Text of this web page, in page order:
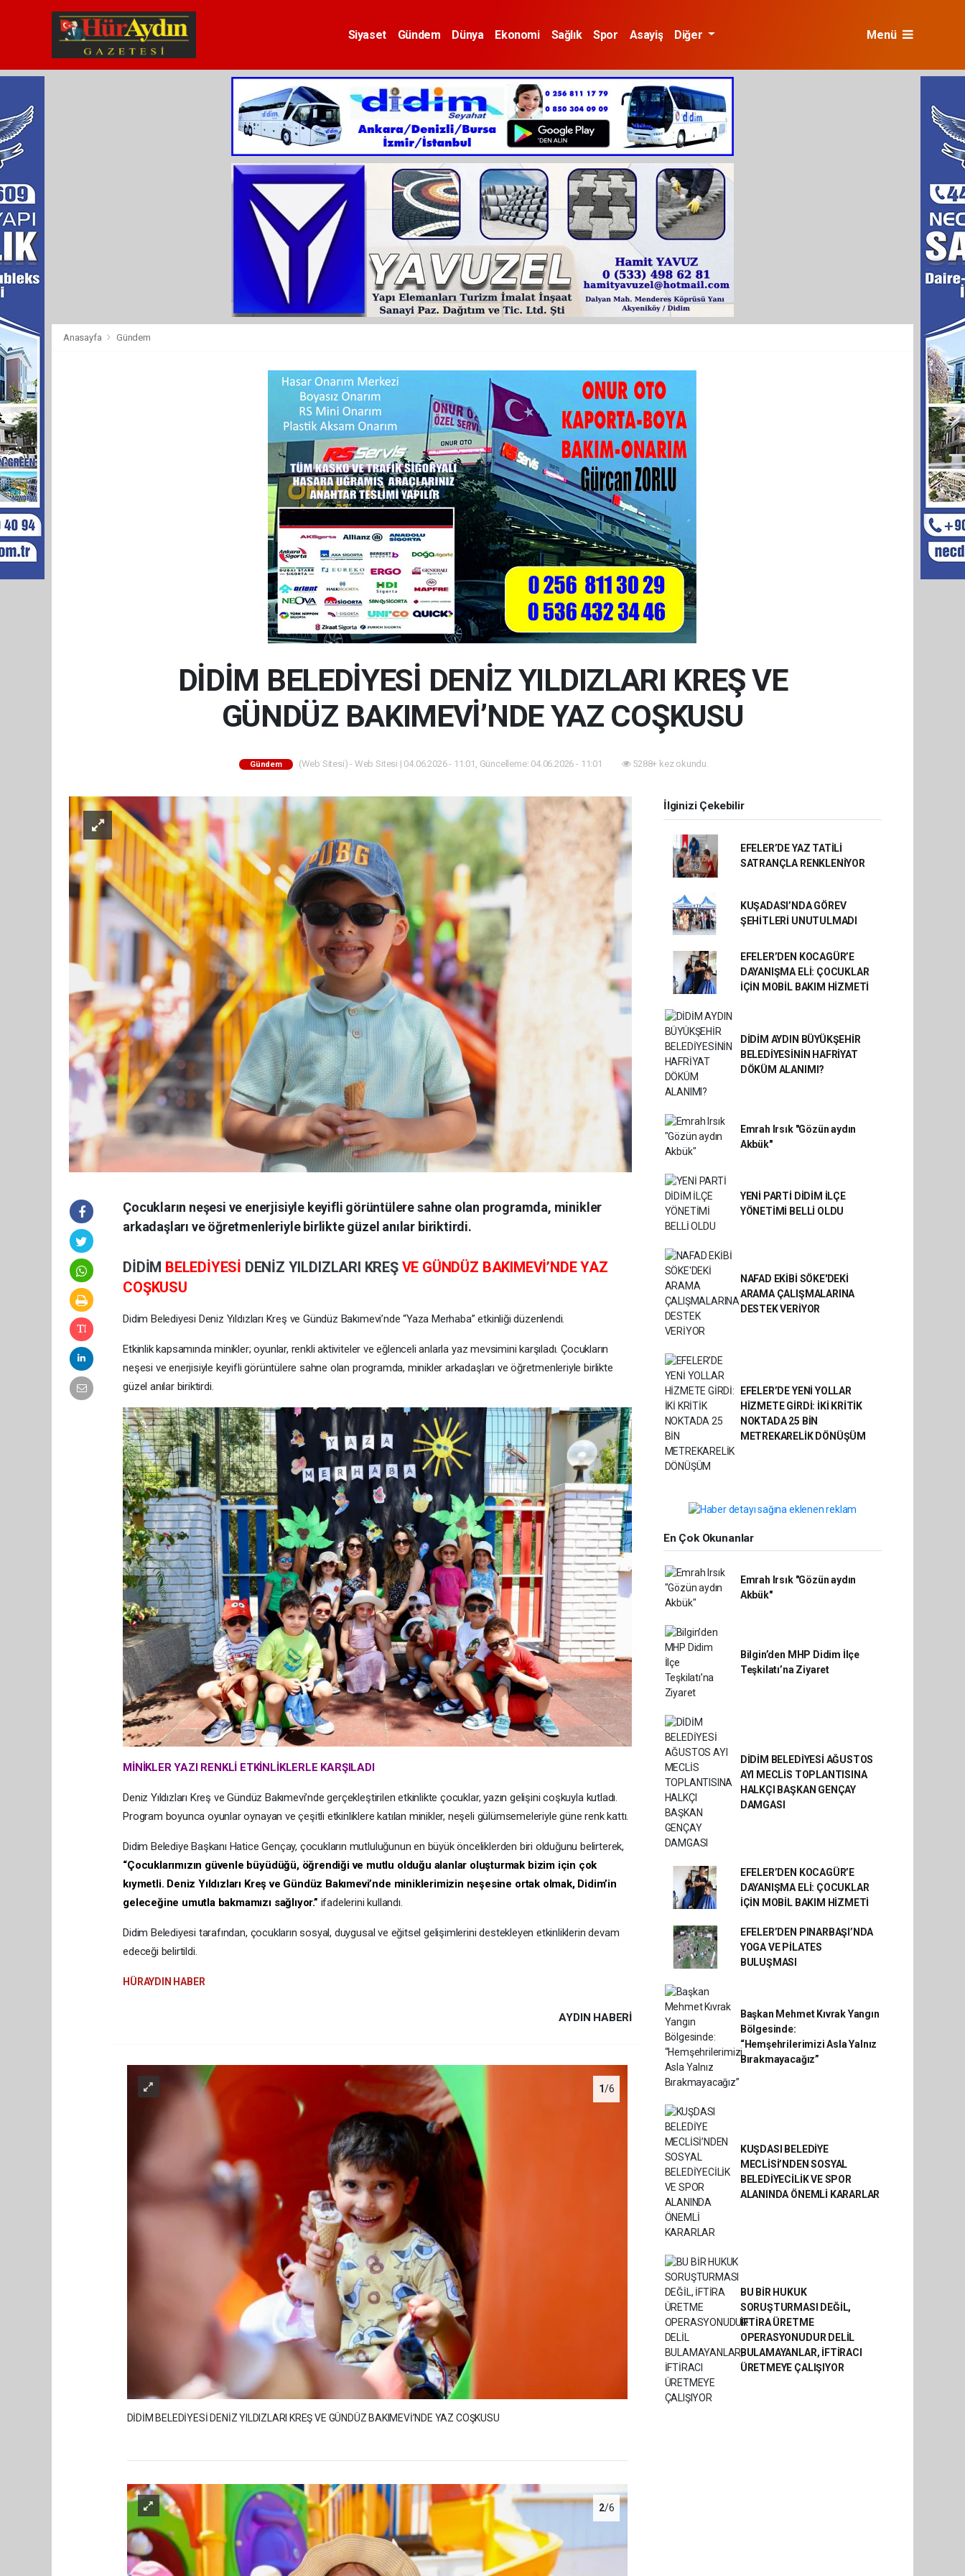
Siyaset Gündem Dünya Ekonomi Sağlık Spor Asayiş Diğer Menü
Anasayfa Gündem
DİDİM BELEDİYESİ DENİZ YILDIZLARI KREŞ VE
GÜNDÜZ BAKIMEVİ’NDE YAZ COŞKUSU
Gündem (Web Sitesi) - Web Sitesi | 04.06.2026 - 11:01, Güncelleme: 04.06.2026 - 11:01 5288+ kez okundu.
Çocukların neşesi ve enerjisiyle keyifli görüntülere sahne olan programda, minikler
arkadaşları ve öğretmenleriyle birlikte güzel anılar biriktirdi.
DİDİM BELEDİYESİ DENİZ YILDIZLARI KREŞ VE GÜNDÜZ BAKIMEVİ’NDE YAZ
COŞKUSU
Didim Belediyesi Deniz Yıldızları Kreş ve Gündüz Bakımevi’nde “Yaza Merhaba” etkinliği düzenlendi.
Etkinlik kapsamında minikler; oyunlar, renkli aktiviteler ve eğlenceli anlarla yaz mevsimini karşıladı. Çocukların
neşesi ve enerjisiyle keyifli görüntülere sahne olan programda, minikler arkadaşları ve öğretmenleriyle birlikte
güzel anılar biriktirdi.
MİNİKLER YAZI RENKLİ ETKİNLİKLERLE KARŞILADI
Deniz Yıldızları Kreş ve Gündüz Bakımevi’nde gerçekleştirilen etkinlikte çocuklar, yazın gelişini coşkuyla kutladı.
Program boyunca oyunlar oynayan ve çeşitli etkinliklere katılan minikler, neşeli gülümsemeleriyle güne renk kattı.
Didim Belediye Başkanı Hatice Gençay, çocukların mutluluğunun en büyük önceliklerden biri olduğunu belirterek,
“Çocuklarımızın güvenle büyüdüğü, öğrendiği ve mutlu olduğu alanlar oluşturmak bizim için çok
kıymetli. Deniz Yıldızları Kreş ve Gündüz Bakımevi’nde miniklerimizin neşesine ortak olmak, Didim’in
geleceğine umutla bakmamızı sağlıyor.” ifadelerini kullandı.
Didim Belediyesi tarafından, çocukların sosyal, duygusal ve eğitsel gelişimlerini destekleyen etkinliklerin devam
edeceği belirtildi.
HÜRAYDIN HABER
AYDIN HABERİ
1/6
DİDİM BELEDİYESİ DENİZ YILDIZLARI KREŞ VE GÜNDÜZ BAKIMEVİ’NDE YAZ COŞKUSU
2/6
İlginizi Çekebilir
EFELER’DE YAZ TATİLİ
SATRANÇLA RENKLENİYOR
KUŞADASI’NDA GÖREV
ŞEHİTLERİ UNUTULMADI
EFELER’DEN KOCAGÜR’E
DAYANIŞMA ELİ: ÇOCUKLAR
İÇİN MOBİL BAKIM HİZMETİ
DİDİM AYDIN BÜYÜKŞEHİR
BELEDİYESİNİN HAFRİYAT
DÖKÜM ALANIMI?
Emrah Irsık "Gözün aydın
Akbük"
YENİ PARTİ DİDİM İLÇE
YÖNETİMİ BELLİ OLDU
NAFAD EKİBİ SÖKE'DEKİ
ARAMA ÇALIŞMALARINA
DESTEK VERİYOR
EFELER’DE YENİ YOLLAR
HİZMETE GİRDİ: İKİ KRİTİK
NOKTADA 25 BİN
METREKARELİK DÖNÜŞÜM
En Çok Okunanlar
Emrah Irsık "Gözün aydın
Akbük"
Bilgin’den MHP Didim İlçe
Teşkilatı’na Ziyaret
DİDİM BELEDİYESİ AĞUSTOS
AYI MECLİS TOPLANTISINA
HALKÇI BAŞKAN GENÇAY
DAMGASI
EFELER’DEN KOCAGÜR’E
DAYANIŞMA ELİ: ÇOCUKLAR
İÇİN MOBİL BAKIM HİZMETİ
EFELER’DEN PINARBAŞI’NDA
YOGA VE PİLATES
BULUŞMASI
Başkan Mehmet Kıvrak Yangın
Bölgesinde:
“Hemşehrilerimizi Asla Yalnız
Bırakmayacağız”
KUŞDASI BELEDİYE
MECLİSİ’NDEN SOSYAL
BELEDİYECİLİK VE SPOR
ALANINDA ÖNEMLİ KARARLAR
BU BİR HUKUK
SORUŞTURMASI DEĞİL,
İFTİRA ÜRETME
OPERASYONUDUR DELİL
BULAMAYANLAR, İFTİRACI
ÜRETMEYE ÇALIŞIYOR